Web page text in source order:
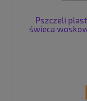
Pszczeli
świeca